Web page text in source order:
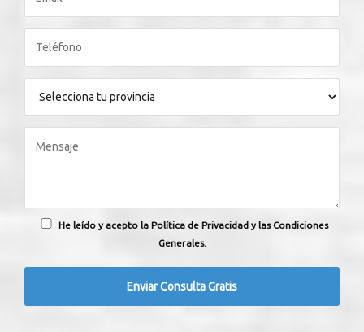
He leído y acepto la Política de Privacidad y las Condiciones
Generales.